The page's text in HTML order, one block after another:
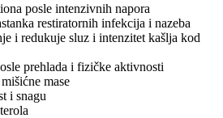
posle intenzivnih napora
restiratornih infekcija i nazeba
i redukuje sluz i intenzitet kašlja kod
prehlada i fizičke aktivnosti
mase
i snagu